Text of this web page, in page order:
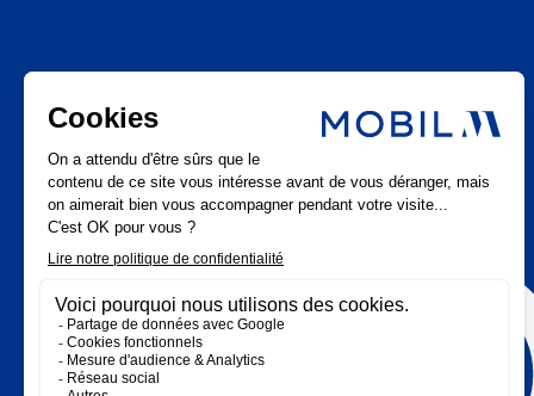
Instagram
Youtube
Facebook
Pinterest